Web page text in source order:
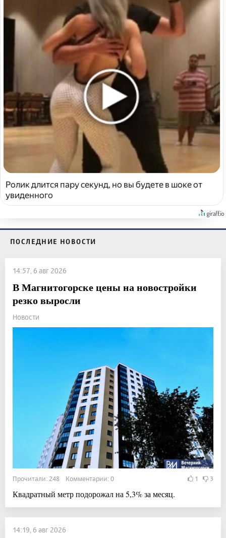
Ролик длится пару секунд, но вы будете в шоке от
увиденного
ПОСЛЕДНИЕ НОВОСТИ
14:57, 6 авг 2026
В Магнитогорске цены на новостройки
резко выросли
Новости
Прочитали: 248 Комментарии: 0 1 3
Квадратный метр подорожал на 5,3% за месяц.
14:19, 6 авг 2026